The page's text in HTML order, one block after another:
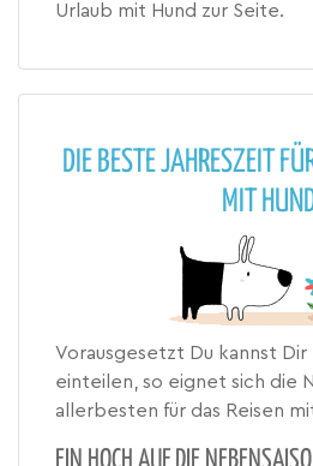
Urlaub mit Hund zur Seite.
DIE BESTE JAHRESZEIT
MIT
Vorausgesetzt Du kannst
einteilen, so eignet sich die
allerbesten für das Reisen